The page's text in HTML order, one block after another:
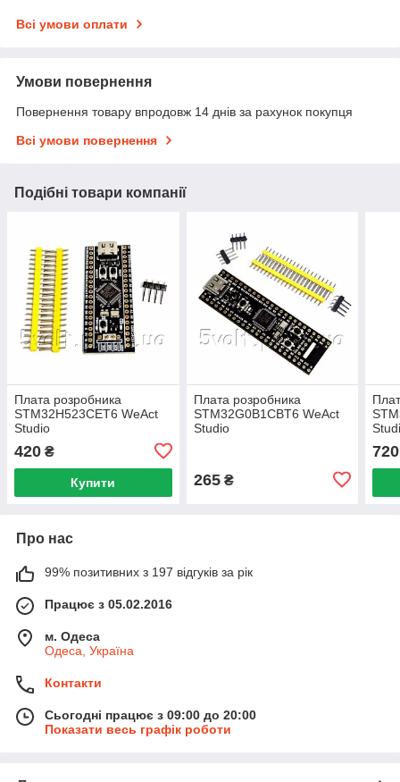
Всі умови оплати
Умови повернення
Повернення товару впродовж 14 днів за рахунок покупця
Всі умови повернення
Подібні товари компанії
Плата розробника
STM32H523CET6 WeAct
Studio
420 ₴
Купити
Плата розробника
STM32G0B1CBT6 WeAct
Studio
265₴
720
Про нас
99% позитивних з 197 відгуків за рік
Працює з 05.02.2016
м. Одеса
Одеса, Україна
Контакти
Сьогодні працює з 09:00 до 20:00
Показати весь графік роботи